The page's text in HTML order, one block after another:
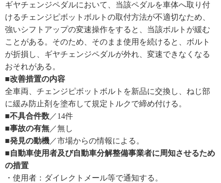
ギヤチェンジペダルにおいて、当該ペダルを車体へ取り付
けるチェンジピボットボルトの取付方法が不適切なため、
強いシフトアップの変速操作をすると、当該ボルトが緩む
ことがある。そのため、そのまま使用を続けると、ボルト
が折損し、ギヤチェンジペダルが外れ、変速できなくなる
おそれがある。
■改善措置の内容
全車両、チェンジピボットボルトを新品に交換し、ねじ部
に緩み防止剤を塗布して規定トルクで締め付ける。
■不具合件数／14件
■事故の有無／無し
■発見の動機／市場からの情報による。
■自動車使用者及び自動車分解整備事業者に周知させるため
の措置
・使用者：ダイレクトメール等で通知する。